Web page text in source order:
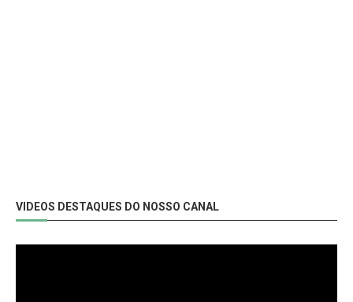
VIDEOS DESTAQUES DO NOSSO CANAL